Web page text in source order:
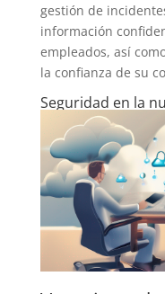
gestión de
información
empleados, así
la confianza de su
Seguridad en la